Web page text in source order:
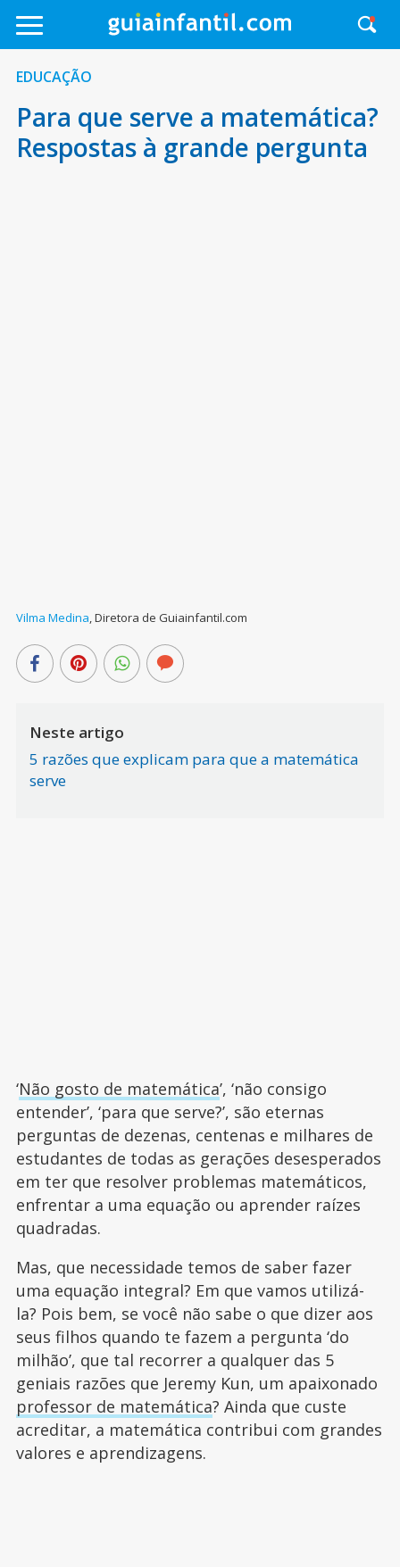
EDUCAÇÃO
Para que serve a matemática?
Respostas à grande pergunta
Vilma Medina,Diretora de Guiainfantil.com
Neste artigo
5 razões que explicam para que a matemática
serve
‘Não gosto de matemática’, ‘não consigo
entender’, ‘para que serve?’, são eternas
perguntas de dezenas, centenas e milhares de
estudantes de todas as gerações desesperados
em ter que resolver problemas matemáticos,
enfrentar a uma equação ou aprender raízes
quadradas.
Mas, que necessidade temos de saber fazer
uma equação integral? Em que vamos utilizá-
la? Pois bem, se você não sabe o que dizer aos
seus filhos quando te fazem a pergunta ‘do
milhão’, que tal recorrer a qualquer das 5
geniais razões que Jeremy Kun, um apaixonado
professor de matemática? Ainda que custe
acreditar, a matemática contribui com grandes
valores e aprendizagens.